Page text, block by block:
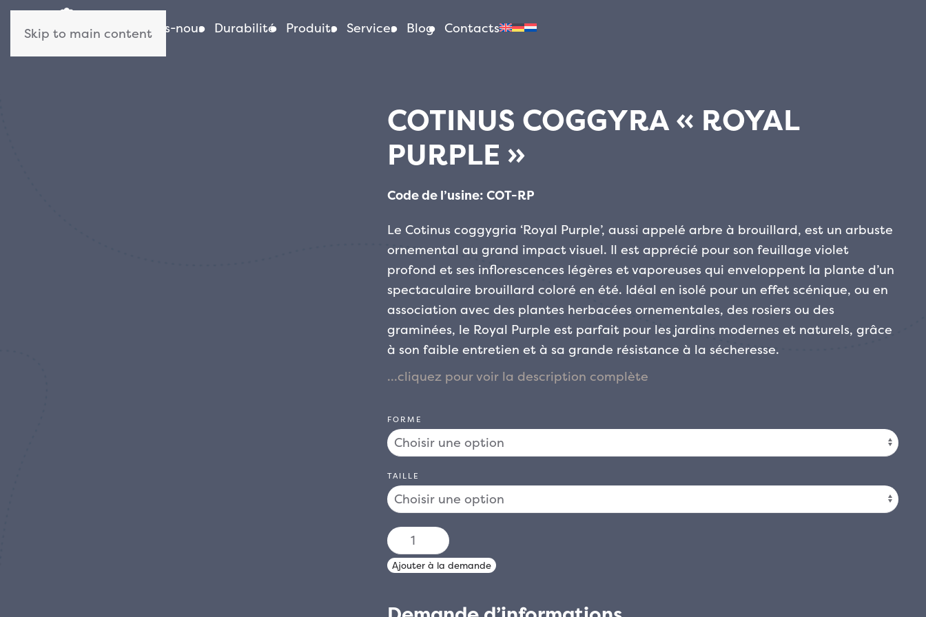
Skip to main contentQui sommes-nous Durabilité Produits Services Blog Contacts
COTINUS COGGYRA « ROYAL
PURPLE »
Code de l’usine: COT-RP
Le Cotinus coggygria ‘Royal Purple’, aussi appelé arbre à brouillard, est un arbuste
ornemental au grand impact visuel. Il est apprécié pour son feuillage violet
profond et ses inflorescences légères et vaporeuses qui enveloppent la plante d’un
spectaculaire brouillard coloré en été. Idéal en isolé pour un effet scénique, ou en
association avec des plantes herbacées ornementales, des rosiers ou des
graminées, le Royal Purple est parfait pour les jardins modernes et naturels, grâce
à son faible entretien et à sa grande résistance à la sécheresse.
FORME
TAILLE
quantité
de
COTINUS
Ajouter à la demande